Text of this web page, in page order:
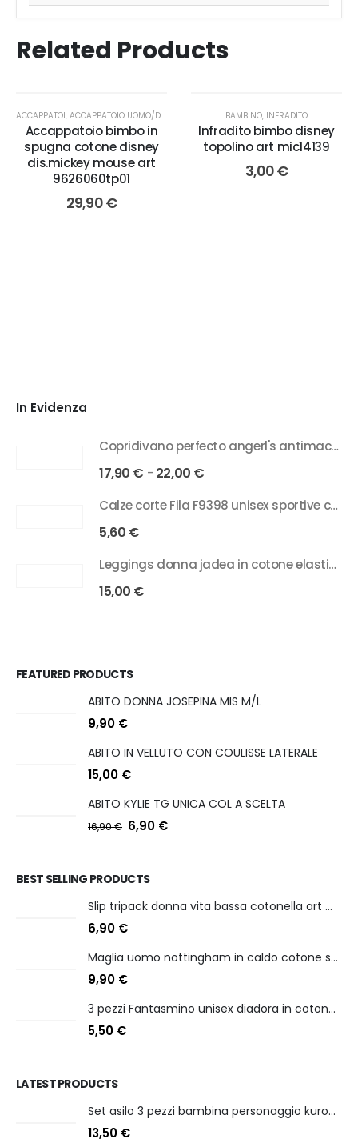
Related Products
ACCAPPATOI, ACCAPPATOIO UOMO/DONNA/BAMBINI BAMBINO, CORREDO CASA
Accappatoio bimbo in
spugna cotone disney
dis.mickey mouse art
9626060tp01
29,90€
BAMBINO, INFRADITO
Infradito bimbo disney
topolino art mic14139
3,00€
In Evidenza
Copridivano perfecto angerl's antimacchia in tessuto bielastico 2/3/4 posti
17,90 € - 22,00 €
Calze corte Fila F9398 unisex sportive cotone elasticizzato
5,60 €
Leggings donna jadea in cotone elasticizzato con fascia glitter art 4829
15,00 €
FEATURED PRODUCTS
ABITO DONNA JOSEPINA MIS M/L
9,90 €
ABITO IN VELLUTO CON COULISSE LATERALE
15,00 €
ABITO KYLIE TG UNICA COL A SCELTA
16,90€ 6,90 €
BEST SELLING PRODUCTS
Slip tripack donna vita bassa cotonella art 3165 in cotone elasticizzato
6,90 €
Maglia uomo nottingham in caldo cotone scollo a v manica lunga
9,90 €
3 pezzi Fantasmino unisex diadora in cotone mercerizzato tg dalla 35 alla 46
5,50 €
LATEST PRODUCTS
Set asilo 3 pezzi bambina personaggio kuromi
13,50 €